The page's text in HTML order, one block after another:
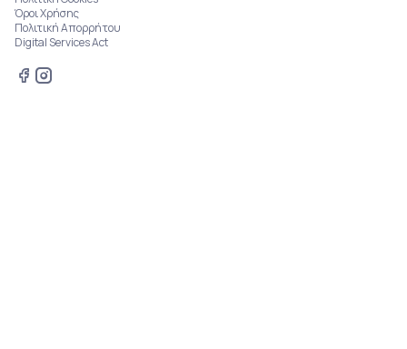
Όροι Χρήσης
Πολιτική Απορρήτου
Digital Services Act